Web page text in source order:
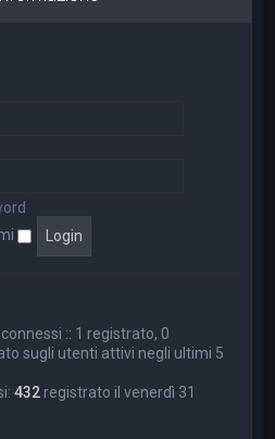
:: 1 registrato, 0
sugli utenti attivi negli ultimi 5
432 registrato il venerdì 31